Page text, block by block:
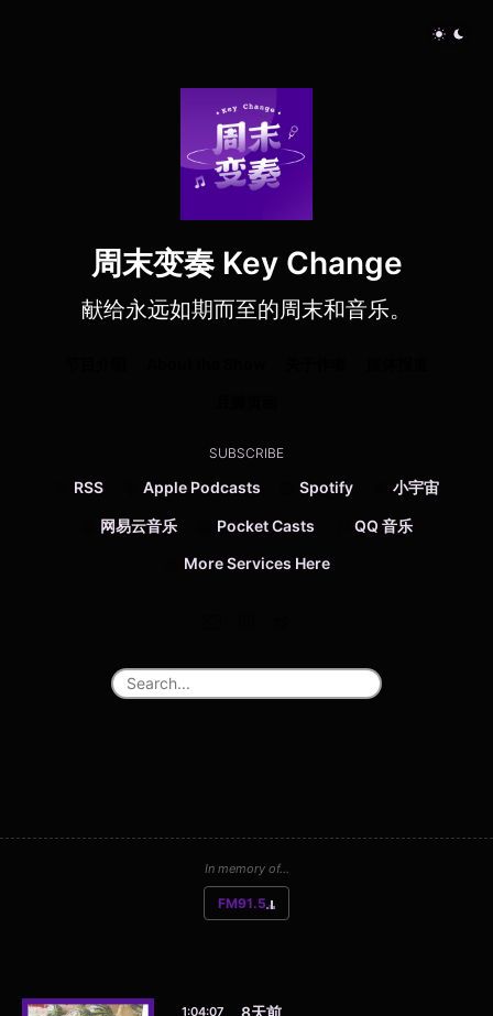
周末变奏 Key Change
献给永远如期而至的周末和音乐。
SUBSCRIBE
RSS Apple Podcasts Spotify 小宇宙
网易云音乐 Pocket Casts QQ 音乐
More Services Here
In memory of...
FM91.5
1:04:07 8天前